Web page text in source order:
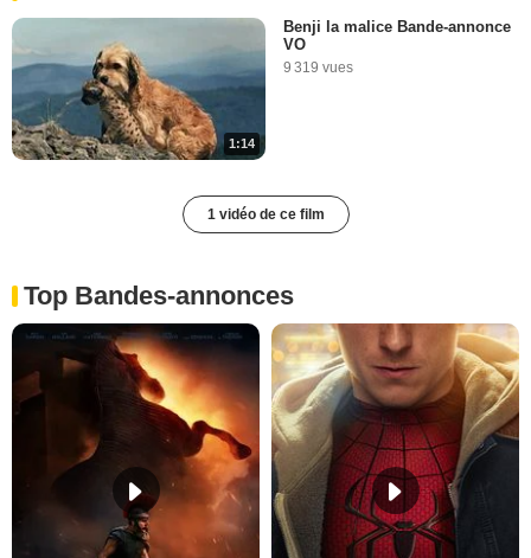
1:14
Benji la malice Bande-annonce
VO
9 319 vues
1 vidéo de ce film
Top Bandes-annonces